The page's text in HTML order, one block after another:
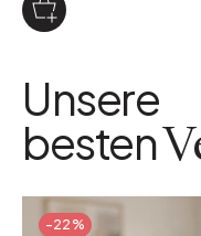
Unsere
besten
-22%